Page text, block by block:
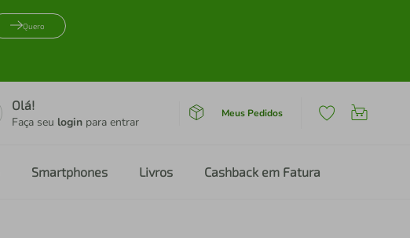
Quero
Olá!
Faça seu login para entrar
Meus Pedidos
Smartphones Livros Cashback em Fatura